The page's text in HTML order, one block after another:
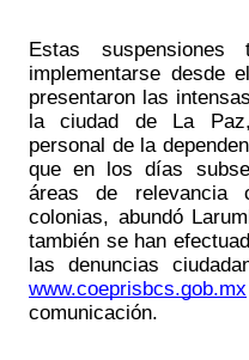
Estas suspensiones
implementarse desde
presentaron las
la ciudad de La
personal de la
que en los días
áreas de relevancia
colonias, abundó
también se han
www.coeprisbcs.gob.mx
comunicación.